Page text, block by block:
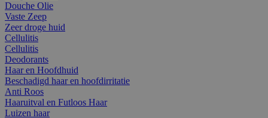
Douche Olie
Vaste Zeep
Zeer droge huid
Cellulitis
Cellulitis
Deodorants
Haar en Hoofdhuid
Beschadigd haar en hoofdirritatie
Anti Roos
Haaruitval en Futloos Haar
Luizen haar